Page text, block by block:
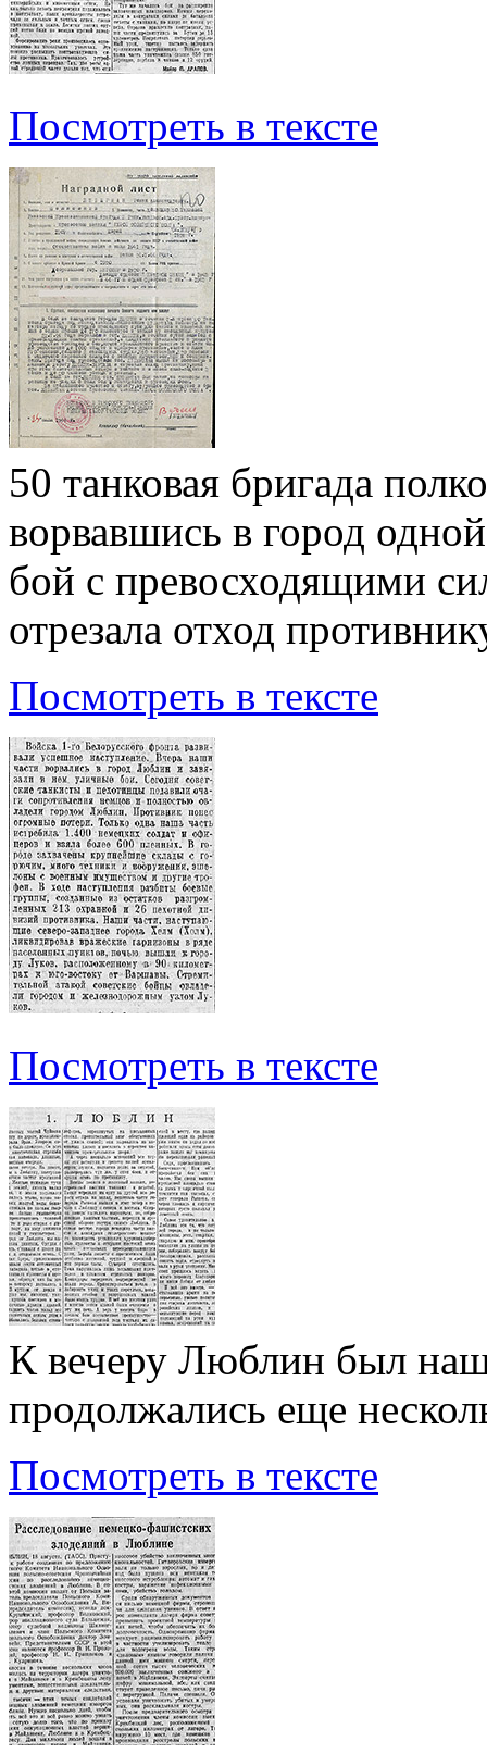
Посмотреть в тексте
50 танковая бригада
ворвавшись в город
бой с превосходящими
отрезала отход
Посмотреть в тексте
Посмотреть в тексте
К вечеру Люблин был
продолжались еще
Посмотреть в тексте